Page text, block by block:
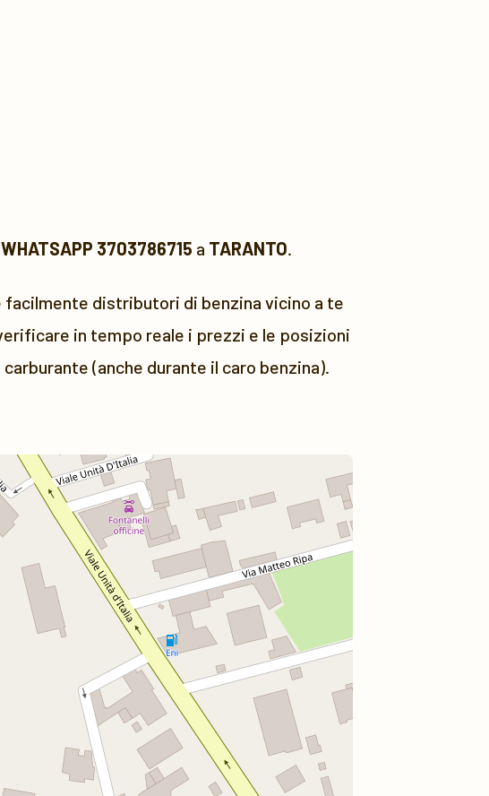
3703786715 a TARANTO.
distributori di benzina vicino a te
in tempo reale i prezzi e le posizioni
(anche durante il caro benzina).